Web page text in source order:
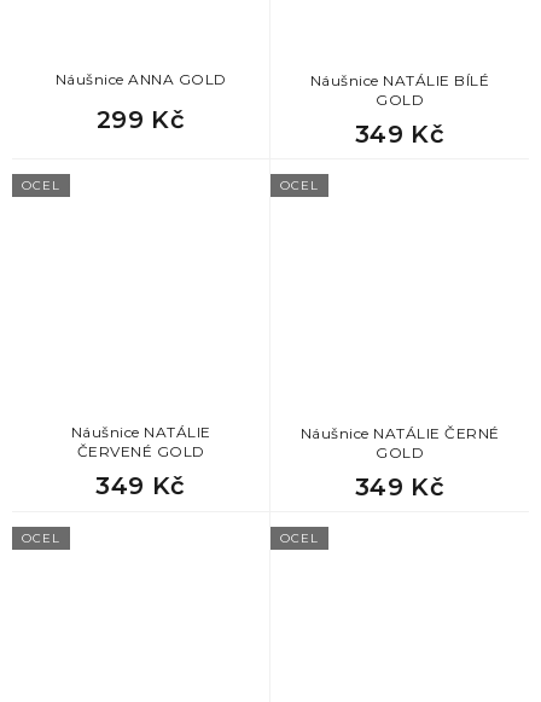
Náušnice ANNA GOLD
299 Kč
Náušnice NATÁLIE BÍLÉ
GOLD
349 Kč
OCEL
Náušnice NATÁLIE
ČERVENÉ GOLD
349 Kč
OCEL
Náušnice NATÁLIE ČERNÉ
GOLD
349 Kč
OCEL OCEL